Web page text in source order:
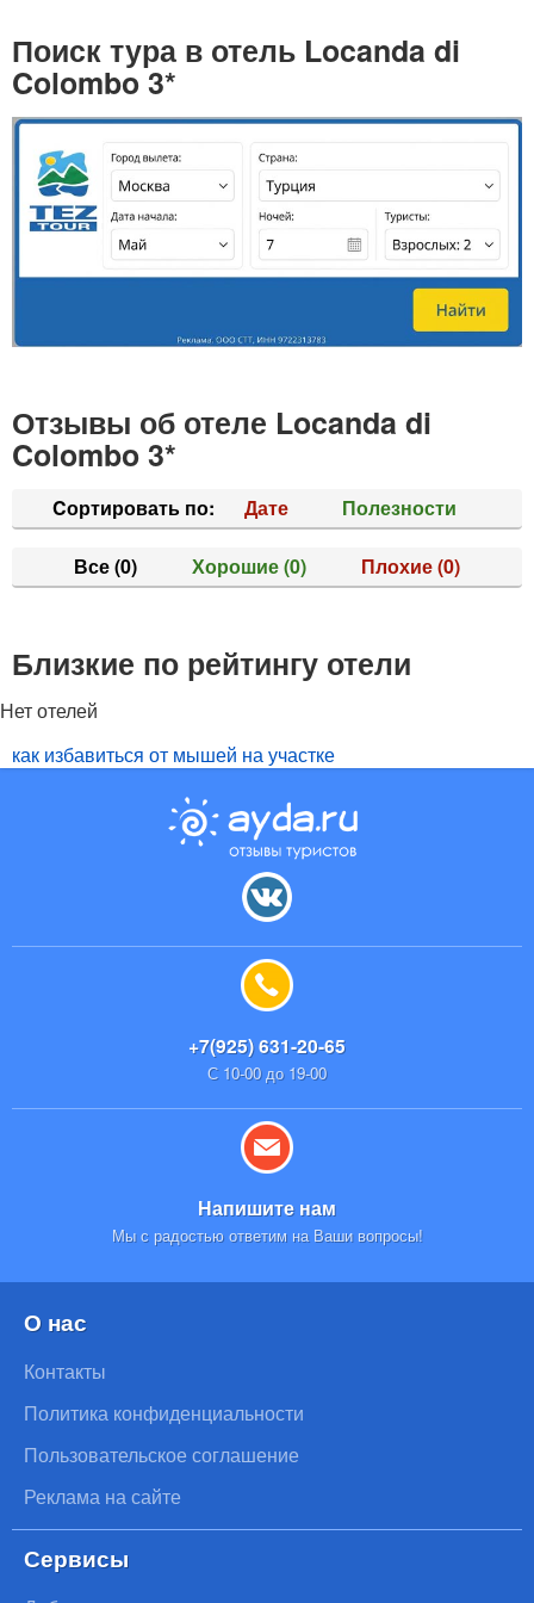
Поиск тура в отель Locanda di
Colombo 3*
Отзывы об отеле Locanda di
Colombo 3*
Cортировать по: Дате Полезности
Все(0) Хорошие(0) Плохие(0)
Близкие по рейтингу отели
Нет отелей
как избавиться от мышей на участке
+7(925) 631-20-65
С 10-00 до 19-00
Напишите нам
Мы с радостью ответим на Ваши вопросы!
О нас
Контакты
Политика конфиденциальности
Пользовательское соглашение
Реклама на сайте
Сервисы